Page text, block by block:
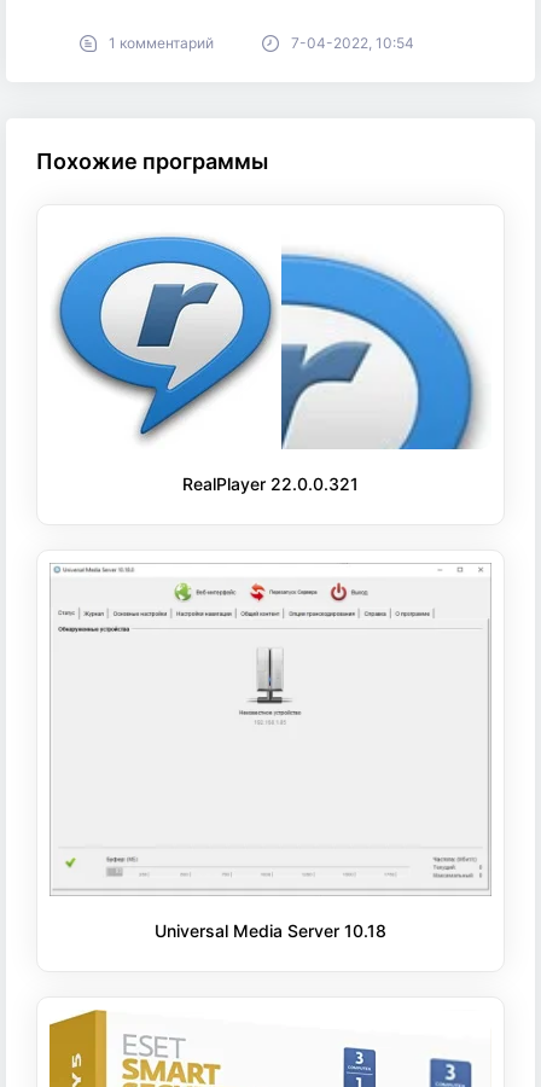
1 комментарий 7-04-2022, 10:54
Похожие программы
RealPlayer 22.0.0.321
Universal Media Server 10.18